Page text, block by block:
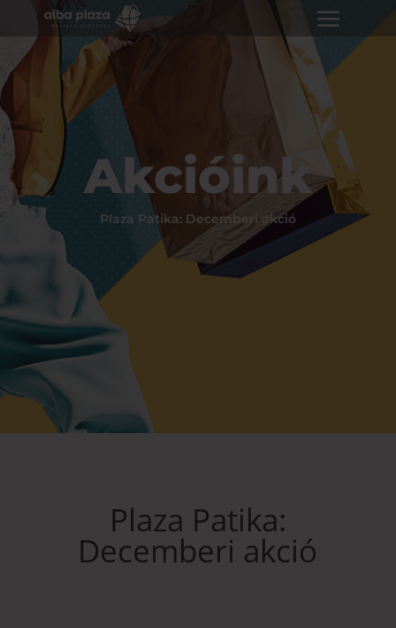
Akcióink
Plaza Patika: Decemberi akció
Plaza Patika:
Decemberi akció